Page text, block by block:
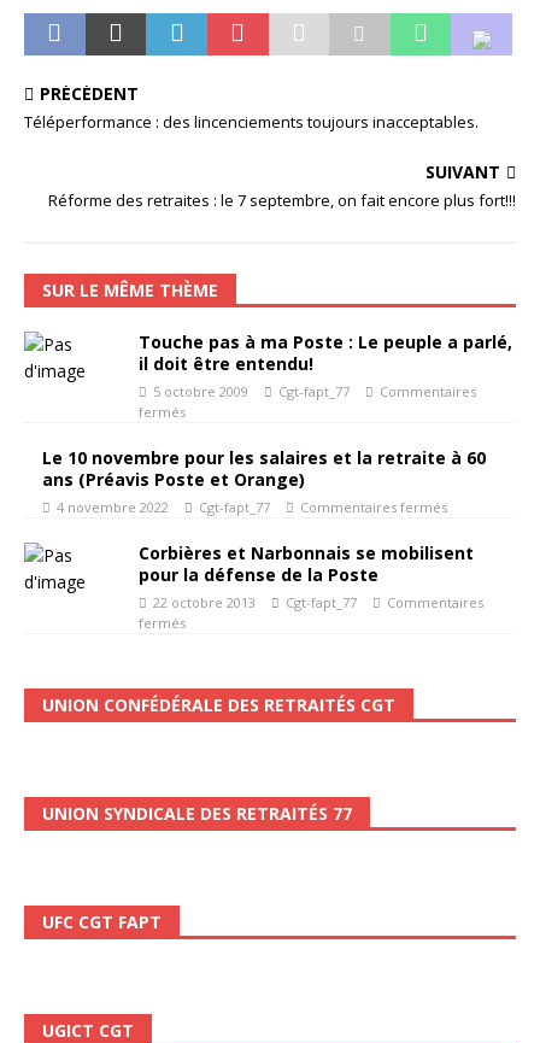
PRÉCÉDENT
Téléperformance : des lincenciements toujours inacceptables.
SUIVANT
Réforme des retraites : le 7 septembre, on fait encore plus fort!!!
SUR LE MÊME THÈME
Touche pas à ma Poste : Le peuple a parlé,
il doit être entendu!
5 octobre 2009 Cgt-fapt_77
Commentaires
fermés
Le 10 novembre pour les salaires et la retraite à 60
ans (Préavis Poste et Orange)
4 novembre 2022 Cgt-fapt_77 Commentaires fermés
Corbières et Narbonnais se mobilisent
pour la défense de la Poste
22 octobre 2013 Cgt-fapt_77
Commentaires
fermés
UNION CONFÉDÉRALE DES RETRAITÉS CGT
UNION SYNDICALE DES RETRAITÉS 77
UFC CGT FAPT
UGICT CGT